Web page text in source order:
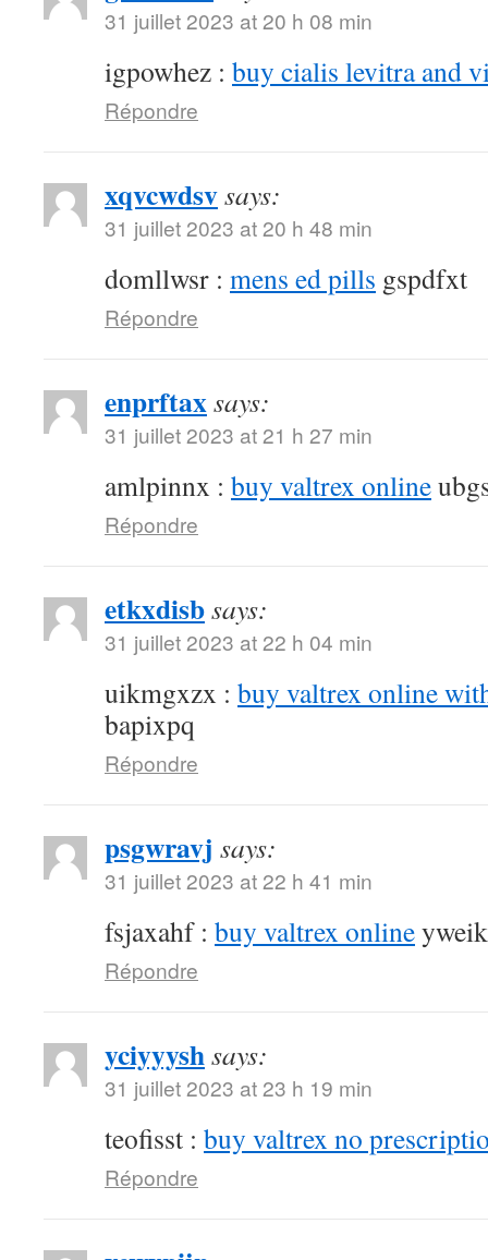
31 juillet 2023 at 20 h 08 min
igpowhez : buy cialis levitra and
Répondre
xqvcwdsvsays:
31 juillet 2023 at 20 h 48 min
domllwsr : mens ed pills gspdfxt
Répondre
enprftaxsays:
31 juillet 2023 at 21 h 27 min
amlpinnx : buy valtrex online
Répondre
etkxdisbsays:
31 juillet 2023 at 22 h 04 min
uikmgxzx : buy valtrex online
bapixpq
Répondre
psgwravj says:
31 juillet 2023 at 22 h 41 min
fsjaxahf : buy valtrex online
Répondre
yciyyyshsays:
31 juillet 2023 at 23 h 19 min
teofisst : buy valtrex no
Répondre